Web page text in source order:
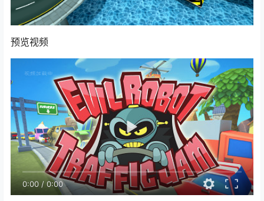
预览视频
0:00 / 0:00